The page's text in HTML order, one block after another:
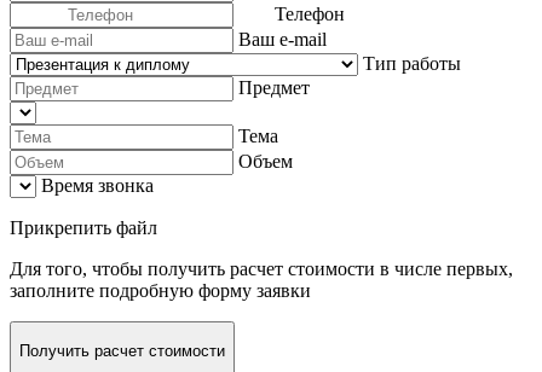
Телефон
Ваш e-mail
Тип работы
Предмет
Тема
Объем
Время звонка
Прикрепить файл
Для того, чтобы получить расчет стоимости в числе первых,
заполните подробную форму заявки
Получить расчет стоимости